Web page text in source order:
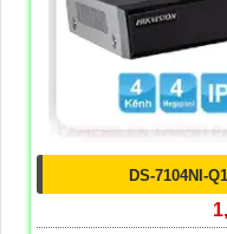
DS-7104NI-